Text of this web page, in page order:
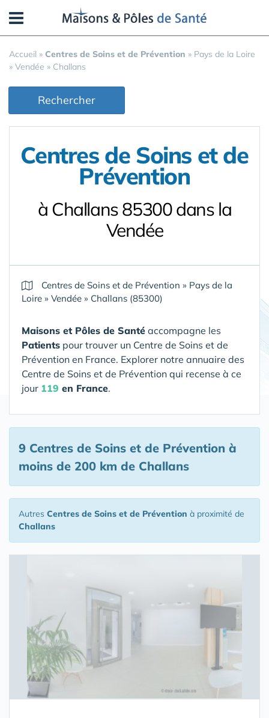
Accueil » Centres de Soins et de Prévention » Pays de la Loire
» Vendée » Challans
Rechercher
Centres de Soins et de
Prévention
à Challans 85300 dans la
Vendée
Centres de Soins et de Prévention » Pays de la
Loire » Vendée » Challans (85300)
Maisons et Pôles de Santé accompagne les
Patients pour trouver un Centre de Soins et de
Prévention en France. Explorer notre annuaire des
Centre de Soins et de Prévention qui recense à ce
jour 119 en France.
9 Centres de Soins et de Prévention à
moins de 200 km de Challans
Autres Centres de Soins et de Prévention à proximité de
Challans
Panneau de gestion des cookies